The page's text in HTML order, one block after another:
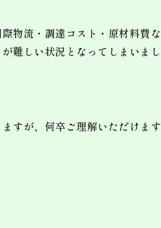
物流・調達コスト・原材料費な
難しい状況となってしまいまし
すが、何卒ご理解いただけます